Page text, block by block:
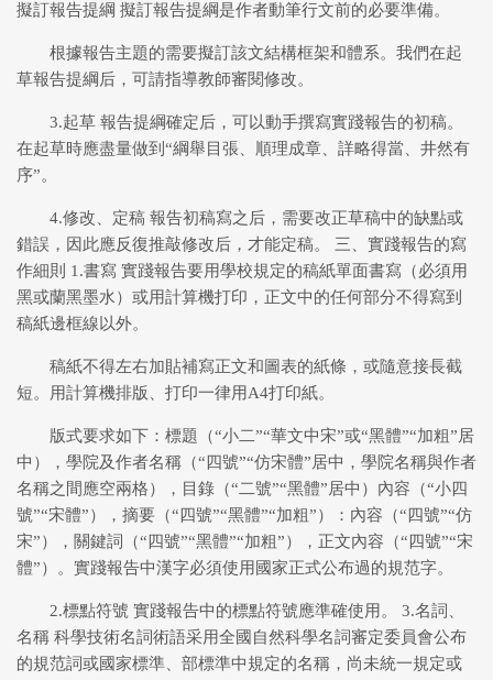
擬訂報告提綱 擬訂報告提綱是作者動筆行文前的必要準備。
根據報告主題的需要擬訂該文結構框架和體系。我們在起
草報告提綱后，可請指導教師審閱修改。
3.起草 報告提綱確定后，可以動手撰寫實踐報告的初稿。
在起草時應盡量做到“綱舉目張、順理成章、詳略得當、井然有
序”。
4.修改、定稿 報告初稿寫之后，需要改正草稿中的缺點或
錯誤，因此應反復推敲修改后，才能定稿。 三、實踐報告的寫
作細則 1.書寫 實踐報告要用學校規定的稿紙單面書寫（必須用
黑或蘭黑墨水）或用計算機打印，正文中的任何部分不得寫到
稿紙邊框線以外。
稿紙不得左右加貼補寫正文和圖表的紙條，或隨意接長截
短。用計算機排版、打印一律用A4打印紙。
版式要求如下：標題（“小二”“華文中宋”或“黑體”“加粗”居
中），學院及作者名稱（“四號”“仿宋體”居中，學院名稱與作者
名稱之間應空兩格），目錄（“二號”“黑體”居中）內容（“小四
號”“宋體”），摘要（“四號”“黑體”“加粗”）：內容（“四號”“仿
宋”），關鍵詞（“四號”“黑體”“加粗”），正文內容（“四號”“宋
體”）。實踐報告中漢字必須使用國家正式公布過的規范字。
2.標點符號 實踐報告中的標點符號應準確使用。 3.名詞、
名稱 科學技術名詞術語采用全國自然科學名詞審定委員會公布
的規范詞或國家標準、部標準中規定的名稱，尚未統一規定或